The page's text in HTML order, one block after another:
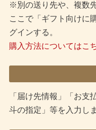
※別の送り先や、複数
ここで「ギフト向けに
グインする。
購入方法についてはこ
「届け先情報」「お支
斗の指定」等を入力しま